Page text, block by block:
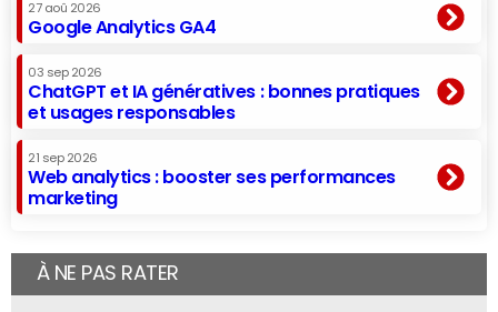
27 aoû 2026
Google Analytics GA4
03 sep 2026
ChatGPT et IA génératives : bonnes pratiques
et usages responsables
21 sep 2026
Web analytics : booster ses performances
marketing
À NE PAS RATER